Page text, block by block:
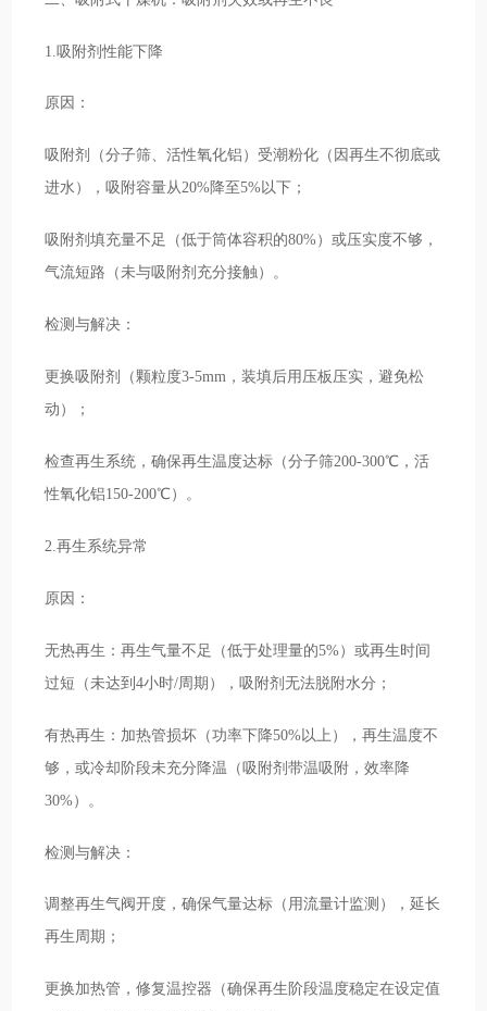
1.吸附剂性能下降
原因：
吸附剂（分子筛、活性氧化铝）受潮粉化（因再生不彻底或
进水），吸附容量从20%降至5%以下；
吸附剂填充量不足（低于筒体容积的80%）或压实度不够，
气流短路（未与吸附剂充分接触）。
检测与解决：
更换吸附剂（颗粒度3-5mm，装填后用压板压实，避免松
动）；
检查再生系统，确保再生温度达标（分子筛200-300℃，活
性氧化铝150-200℃）。
2.再生系统异常
原因：
无热再生：再生气量不足（低于处理量的5%）或再生时间
过短（未达到4小时/周期），吸附剂无法脱附水分；
有热再生：加热管损坏（功率下降50%以上），再生温度不
够，或冷却阶段未充分降温（吸附剂带温吸附，效率降
30%）。
检测与解决：
调整再生气阀开度，确保气量达标（用流量计监测），延长
再生周期；
更换加热管，修复温控器（确保再生阶段温度稳定在设定值